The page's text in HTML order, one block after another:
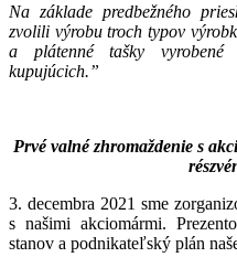
Na základe predbežného
zvolili výrobu troch typov
a plátenné tašky
kupujúcich.”
Prvé valné zhromaždenie s
3. decembra 2021 sme
s našimi akciomármi.
stanov a podnikateľský plán